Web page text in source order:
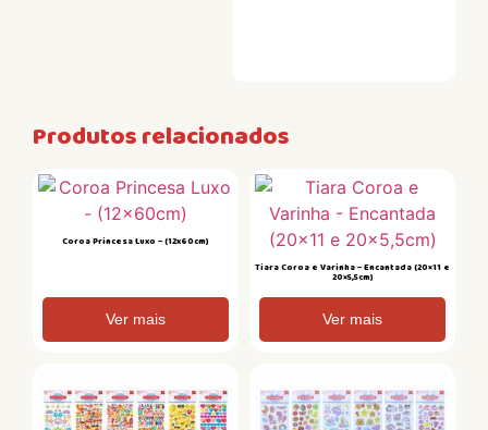
Produtos relacionados
Coroa Princesa Luxo – (12x60cm)
Ver mais
Tiara Coroa e Varinha – Encantada (20×11 e
20×5,5cm)
Ver mais